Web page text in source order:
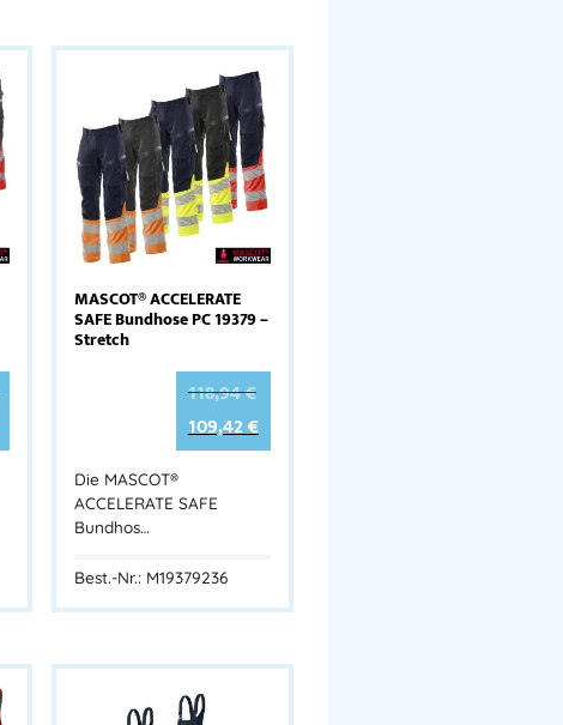
MASCOT® ACCELERATE
SAFE Bundhose PC 19379 –
Stretch
118,94€
109,42€
Die MASCOT®
ACCELERATE SAFE
Bundhos…
Best.-Nr.: M19379236